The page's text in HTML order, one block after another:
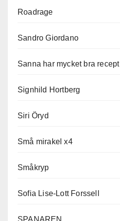
Roadrage
Sandro Giordano
Sanna har mycket bra recept
Signhild Hortberg
Siri Öryd
Små mirakel x4
Småkryp
Sofia Lise-Lott Forssell